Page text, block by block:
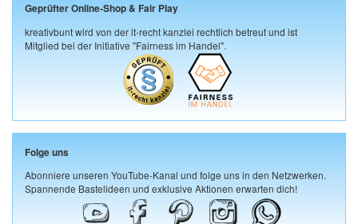
Geprüfter Online-Shop & Fair Play
kreativbunt wird von der it-recht kanzlei rechtlich betreut und ist
Mitglied bei der Initiative "Fairness im Handel".
Folge uns
Abonniere unseren YouTube-Kanal und folge uns in den Netzwerken.
Spannende Bastelideen und exklusive Aktionen erwarten dich!